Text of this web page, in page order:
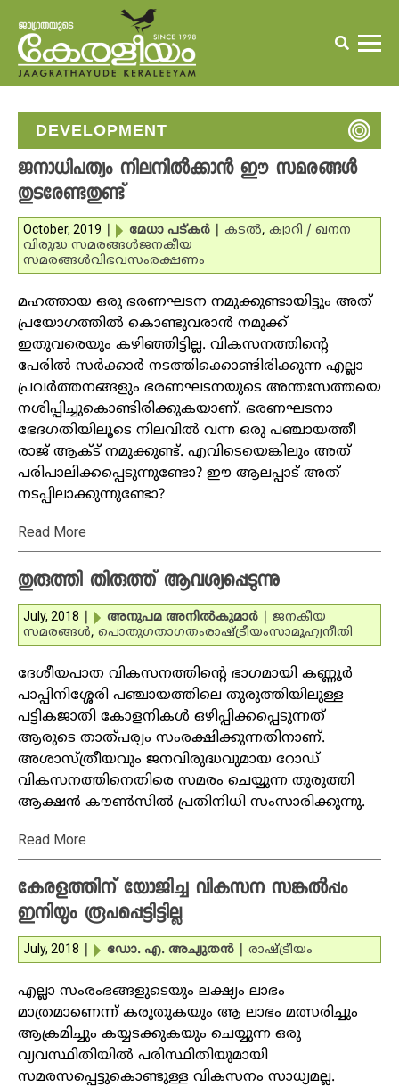
DEVELOPMENT
ജനാധിപത്യം നിലനില്‍ക്കാന്‍ ഈ സമരങ്ങള്‍
തുടരേണ്ടതുണ്ട്‌
October, 2019 മേധാ പട്കര്‍ കടല്‍, ക്വാറി / ഖനന
വിരുദ്ധ സമരങ്ങള്‍ജനകീയ
സമരങ്ങള്‍വിഭവസംരക്ഷണം
മഹത്തായ ഒരു ഭരണഘടന നമുക്കുണ്ടായിട്ടും അത്
പ്രയോഗത്തില്‍ കൊണ്ടുവരാന്‍ നമുക്ക്
ഇതുവരെയും കഴിഞ്ഞിട്ടില്ല. വികസനത്തിന്റെ
പേരില്‍ സര്‍ക്കാര്‍ നടത്തിക്കൊണ്ടിരിക്കുന്ന എല്ലാ
പ്രവര്‍ത്തനങ്ങളും ഭരണഘടനയുടെ അന്തഃസത്തയെ
നശിപ്പിച്ചുകൊണ്ടിരിക്കുകയാണ്. ഭരണഘടനാ
ഭേദഗതിയിലൂടെ നിലവില്‍ വന്ന ഒരു പഞ്ചായത്തീ
രാജ് ആക്ട് നമുക്കുണ്ട്. എവിടെയെങ്കിലും അത്
പരിപാലിക്കപ്പെടുന്നുണ്ടോ? ഈ ആലപ്പാട് അത്
നടപ്പിലാക്കുന്നുണ്ടോ?
Read More
തുരുത്തി തിരുത്ത് ആവശ്യപ്പെടുന്നു
July, 2018 അനുപമ അനില്‍കുമാര്‍
ജനകീയ
സമരങ്ങള്‍, പൊതുഗതാഗതംരാഷ്ട്രീയംസാമൂഹ്യനീതി
ദേശീയപാത വികസനത്തിന്റെ ഭാഗമായി കണ്ണൂര്‍
പാപ്പിനിശ്ശേരി പഞ്ചായത്തിലെ തുരുത്തിയിലുള്ള
പട്ടികജാതി കോളനികള്‍ ഒഴിപ്പിക്കപ്പെടുന്നത്
ആരുടെ താത്പര്യം സംരക്ഷിക്കുന്നതിനാണ്.
അശാസ്ത്രീയവും ജനവിരുദ്ധവുമായ റോഡ്
വികസനത്തിനെതിരെ സമരം ചെയ്യുന്ന തുരുത്തി
ആക്ഷന്‍ കൗണ്‍സില്‍ പ്രതിനിധി സംസാരിക്കുന്നു.
Read More
കേരളത്തിന് യോജിച്ച വികസന സങ്കല്‍പ്പം
ഇനിയും രൂപപ്പെട്ടിട്ടില്ല
July, 2018 ഡോ. എ. അച്യുതന്‍ രാഷ്ട്രീയം
എല്ലാ സംരംഭങ്ങളുടെയും ലക്ഷ്യം ലാഭം
മാത്രമാണെന്ന് കരുതുകയും ആ ലാഭം മത്സരിച്ചും
ആക്രമിച്ചും കയ്യടക്കുകയും ചെയ്യുന്ന ഒരു
വ്യവസ്ഥിതിയില്‍ പരിസ്ഥിതിയുമായി
സമരസപ്പെട്ടുകൊണ്ടുള്ള വികസനം സാധ്യമല്ല.